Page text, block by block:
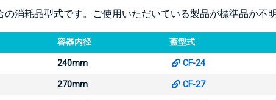
の消耗品型式です。ご使用いただいている製品が標準品か不
容器内径 蓋型式
240mm CF-24
270mm CF-27